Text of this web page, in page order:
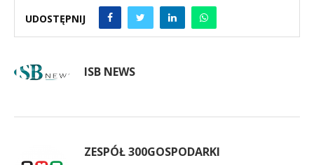
UDOSTĘPNIJ
ISB NEWS
ZESPÓŁ 300GOSPODARKI